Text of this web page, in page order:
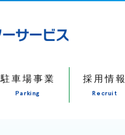
駐車場事業
Parking
採用情報
Recruit